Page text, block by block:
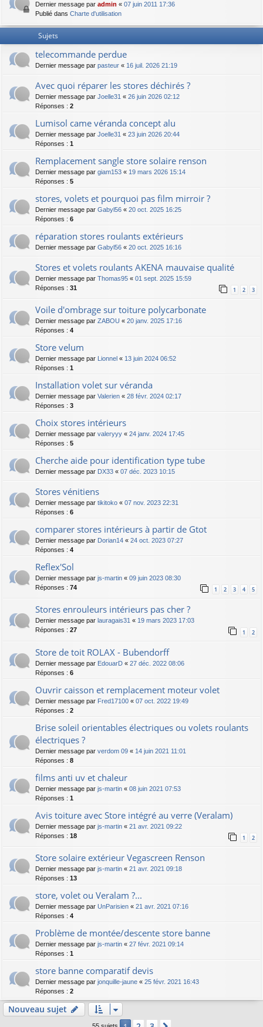
Dernier message par admin « 07 juin 2011 17:36
Publié dans Charte d'utilisation
Sujets
telecommande perdue
Dernier message par pasteur « 16 juil. 2026 21:19
Avec quoi réparer les stores déchirés ?
Dernier message par Joelle31 « 26 juin 2026 02:12
Réponses : 2
Lumisol came véranda concept alu
Dernier message par Joelle31 « 23 juin 2026 20:44
Réponses : 1
Remplacement sangle store solaire renson
Dernier message par giam153 « 19 mars 2026 15:14
Réponses : 5
stores, volets et pourquoi pas film mirroir ?
Dernier message par Gabyl56 « 20 oct. 2025 16:25
Réponses : 6
réparation stores roulants extérieurs
Dernier message par Gabyl56 « 20 oct. 2025 16:16
Stores et volets roulants AKENA mauvaise qualité
Dernier message par Thomas95 « 01 sept. 2025 15:59
Réponses : 31 1 2 3
Voile d'ombrage sur toiture polycarbonate
Dernier message par ZABOU « 20 janv. 2025 17:16
Réponses : 4
Store velum
Dernier message par Lionnel « 13 juin 2024 06:52
Réponses : 1
Installation volet sur véranda
Dernier message par Valerien « 28 févr. 2024 02:17
Réponses : 3
Choix stores intérieurs
Dernier message par valeryyy « 24 janv. 2024 17:45
Réponses : 5
Cherche aide pour identification type tube
Dernier message par DX33 « 07 déc. 2023 10:15
Stores vénitiens
Dernier message par tikitoko « 07 nov. 2023 22:31
Réponses : 6
comparer stores intérieurs à partir de Gtot
Dernier message par Dorian14 « 24 oct. 2023 07:27
Réponses : 4
Reflex'Sol
Dernier message par js-martin « 09 juin 2023 08:30
Réponses : 74 1 2 3 4 5
Stores enrouleurs intérieurs pas cher ?
Dernier message par lauragais31 « 19 mars 2023 17:03
Réponses : 27 1 2
Store de toit ROLAX - Bubendorff
Dernier message par EdouarD « 27 déc. 2022 08:06
Réponses : 6
Ouvrir caisson et remplacement moteur volet
Dernier message par Fred17100 « 07 oct. 2022 19:49
Réponses : 2
Brise soleil orientables électriques ou volets roulants
électriques ?
Dernier message par verdom 09 « 14 juin 2021 11:01
Réponses : 8
films anti uv et chaleur
Dernier message par js-martin « 08 juin 2021 07:53
Réponses : 1
Avis toiture avec Store intégré au verre (Veralam)
Dernier message par js-martin « 21 avr. 2021 09:22
Réponses : 18 1 2
Store solaire extérieur Vegascreen Renson
Dernier message par js-martin « 21 avr. 2021 09:18
Réponses : 13
store, volet ou Veralam ?...
Dernier message par UnParisien « 21 avr. 2021 07:16
Réponses : 4
Problème de montée/descente store banne
Dernier message par js-martin « 27 févr. 2021 09:14
Réponses : 1
store banne comparatif devis
Dernier message par jonquille-jaune « 25 févr. 2021 16:43
Réponses : 2
Nouveau sujet
55 sujets